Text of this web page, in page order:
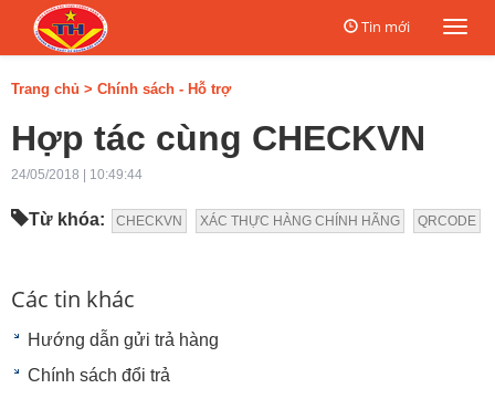
Tin mới
Trang chủ > Chính sách - Hỗ trợ
Hợp tác cùng CHECKVN
24/05/2018 | 10:49:44
Từ khóa: CHECKVN XÁC THỰC HÀNG CHÍNH HÃNG QRCODE
Các tin khác
Hướng dẫn gửi trả hàng
Chính sách đổi trả